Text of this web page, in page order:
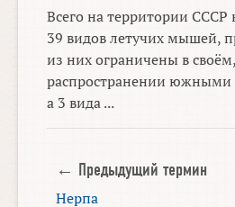
Всего на территории СССР
39 видов летучих мышей,
из них ограничены в своём,
распространении южными
а 3 вида ...
← Предыдущий термин
Нерпа